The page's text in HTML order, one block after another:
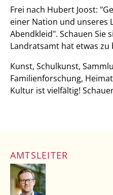
Frei nach Hubert Joost:
einer Nation und unseres
Abendkleid". Schauen Sie
Landratsamt hat etwas zu
Kunst, Schulkunst,
Familienforschung,
Kultur ist vielfältig!
AMTSLEITER